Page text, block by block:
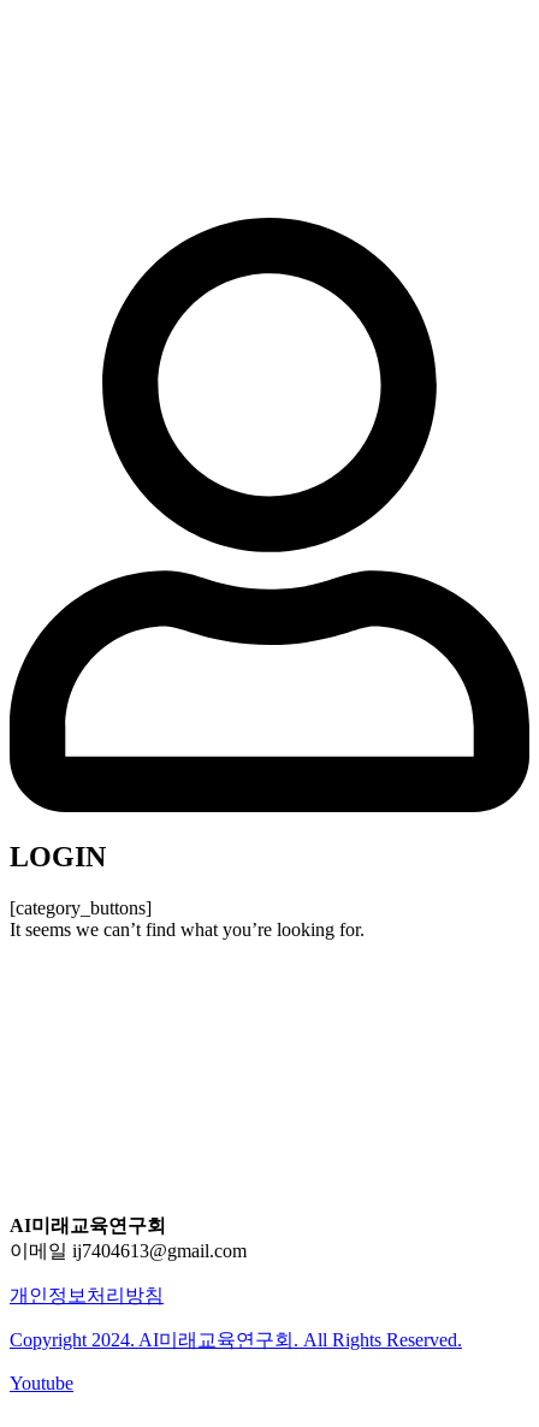
LOGIN
[category_buttons]
It seems we can’t find what you’re looking for.
AI미래교육연구회
이메일 ij7404613@gmail.com
개인정보처리방침
Copyright 2024. AI미래교육연구회. All Rights Reserved.
Youtube